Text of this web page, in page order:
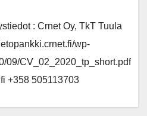
: Crnet Oy, TkT Tuula
wp-
09/CV_02_2020_tp_short.pdf
+358 505113703